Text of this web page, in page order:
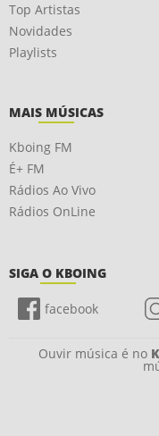
Top Artistas
Novidades
Playlists
MAIS MÚSICAS
Kboing FM
É+ FM
Rádios Ao Vivo
Rádios OnLine
SIGA O KBOING
facebook
Ouvir música é no